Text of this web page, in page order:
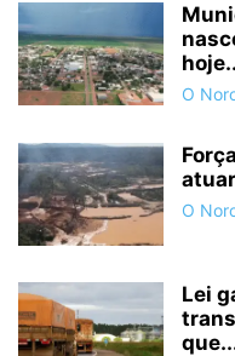
O
O
Lei